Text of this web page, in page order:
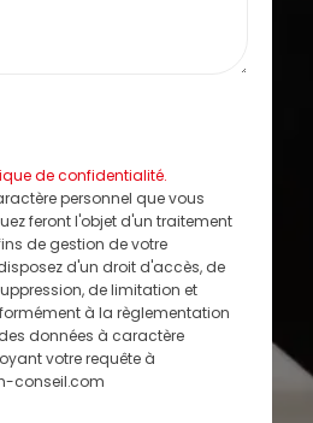
de confidentialité.
personnel que vous
feront l'objet d'un traitement
de gestion de votre
d'un droit d'accès, de
de limitation et
à la règlementation
données à caractère
votre requête à
conseil.com